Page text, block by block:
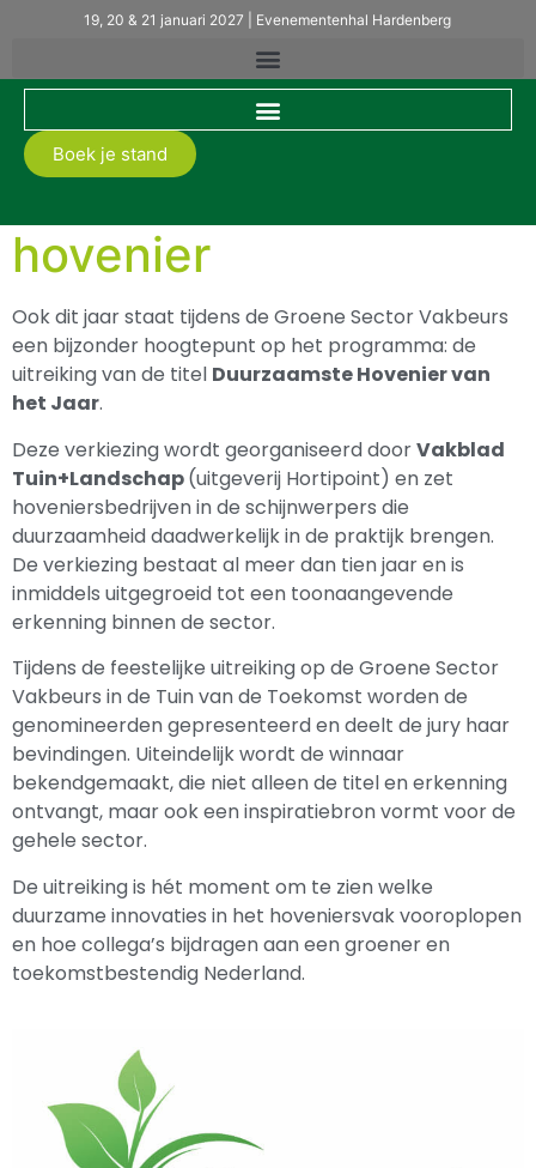
19, 20 & 21 januari 2027 | Evenementenhal Hardenberg
Boek je stand
hovenier
Ook dit jaar staat tijdens de Groene Sector Vakbeurs
een bijzonder hoogtepunt op het programma: de
uitreiking van de titel Duurzaamste Hovenier van
het Jaar.
Deze verkiezing wordt georganiseerd doorVakblad
Tuin+Landschap(uitgeverij Hortipoint) en zet
hoveniersbedrijven in de schijnwerpers die
duurzaamheid daadwerkelijk in de praktijk brengen.
De verkiezing bestaat al meer dan tien jaar en is
inmiddels uitgegroeid tot een toonaangevende
erkenning binnen de sector.
Tijdens de feestelijke uitreiking op de Groene Sector
Vakbeurs in de Tuin van de Toekomst worden de
genomineerden gepresenteerd en deelt de jury haar
bevindingen. Uiteindelijk wordt de winnaar
bekendgemaakt, die niet alleen de titel en erkenning
ontvangt, maar ook een inspiratiebron vormt voor de
gehele sector.
De uitreiking is hét moment om te zien welke
duurzame innovaties in het hoveniersvak vooroplopen
en hoe collega’s bijdragen aan een groener en
toekomstbestendig Nederland.